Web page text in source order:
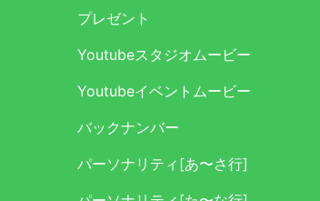
プレゼント
Youtubeスタジオムービー
Youtubeイベントムービー
バックナンバー
パーソナリティ[あ〜さ行]